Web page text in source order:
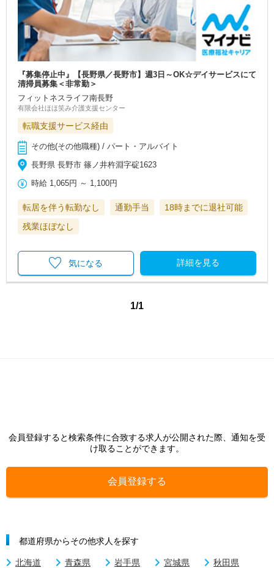
『募集停止中』【長野県／長野市】週3日～OK☆デイサービスにて
清掃員募集＜非常勤＞
フィットネスライフ南長野
有限会社ほほ笑み介護支援センター
転職支援サービス経由
その他(その他職種) / パート・アルバイト
長野県 長野市 篠ノ井杵淵字碇1623
時給 1,065円 ～ 1,100円
転居を伴う転勤なし 通勤手当
18時までに退社可能
残業ほぼなし
詳細を見る
気になる
1/1
会員登録すると検索条件に合致する求人が公開された際、通知を受
け取ることができます。
会員登録する
都道府県からその他求人を探す
北海道 青森県 岩手県 宮城県
秋田県